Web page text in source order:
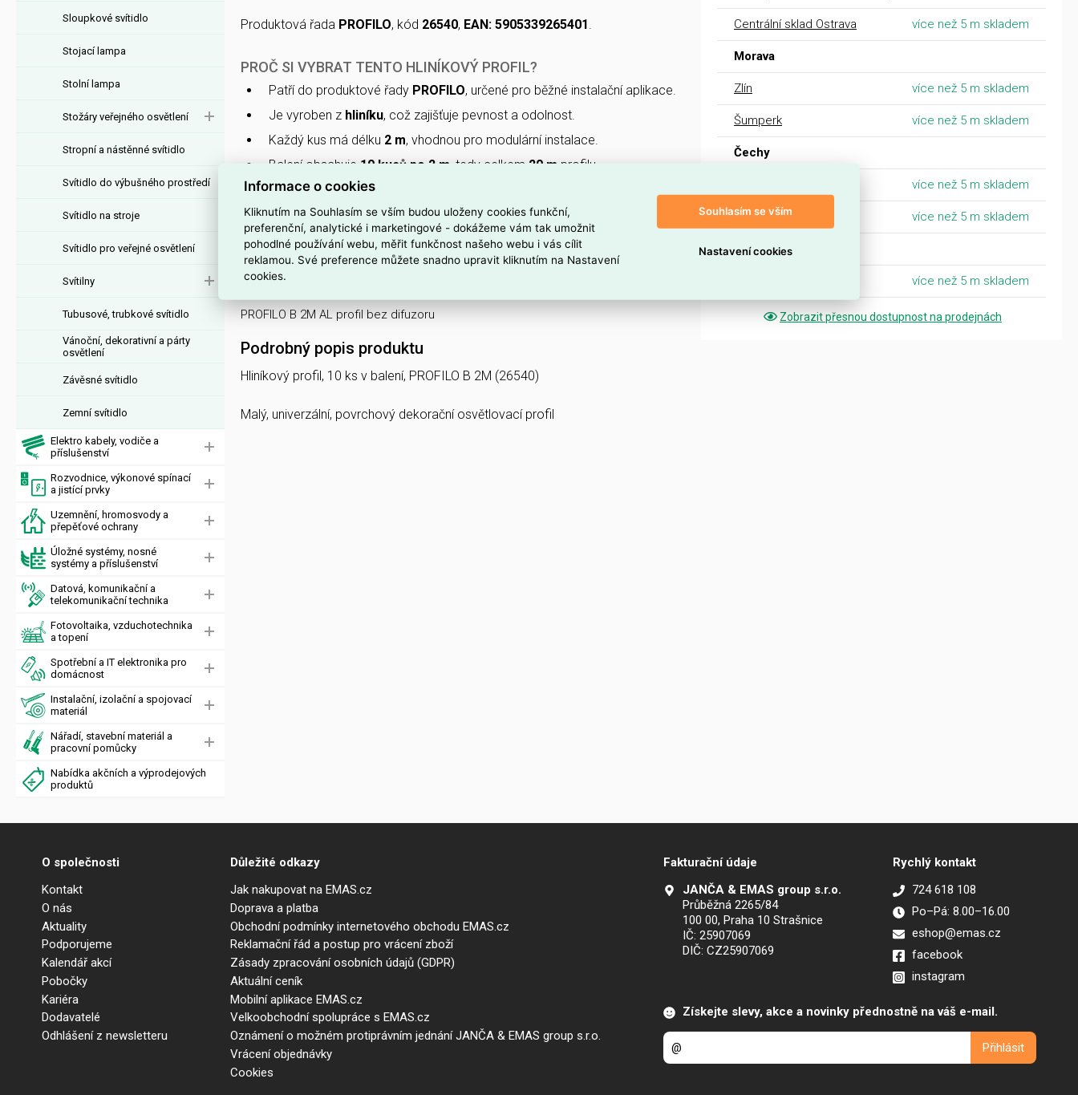
Sloupkové svítidlo
Stojací lampa
Stolní lampa
Stožáry veřejného osvětlení
Stropní a nástěnné svítidlo
Svítidlo do výbušného prostředí
Svítidlo na stroje
Svítidlo pro veřejné osvětlení
Svítilny
Tubusové, trubkové svítidlo
Vánoční, dekorativní a párty
osvětlení
Závěsné svítidlo
Zemní svítidlo
Elektro kabely, vodiče a
příslušenství
Rozvodnice, výkonové spínací
a jistící prvky
Uzemnění, hromosvody a
přepěťové ochrany
Úložné systémy, nosné
systémy a příslušenství
Datová, komunikační a
telekomunikační technika
Fotovoltaika, vzduchotechnika
a topení
Spotřební a IT elektronika pro
domácnost
Instalační, izolační a spojovací
materiál
Nářadí, stavební materiál a
pracovní pomůcky
Nabídka akčních a výprodejových
produktů
Produktová řada PROFILO, kód 26540, EAN: 5905339265401 .
PROČ SI VYBRAT TENTO HLINÍKOVÝ PROFIL?
Patří do produktové řady PROFILO, určené pro běžné instalační aplikace.
Je vyroben z hliníku, což zajišťuje pevnost a odolnost.
Každý kus má délku 2 m, vhodnou pro modulární instalace.
Balení obsahuje 10 kusů po 2 m , tedy celkem 20 m profilu.
Produkt je dodáván
potřeby.
Katalogové číslo produktu je26540pro snadnou identifikaci při
objednávce.
PROFILO B 2M AL profil bez difuzoru
Podrobný popis produktu
Hliníkový profil, 10 ks v balení, PROFILO B 2M (26540)
Malý, univerzální, povrchový dekorační osvětlovací profil
Centrální sklad Ostrava více než 5 m skladem
Morava
Zlín více než 5 m skladem
Šumperk více než 5 m skladem
Čechy
více než 5 m skladem
Teplice více než 5 m skladem
Praha
více než 5 m skladem
Zobrazit přesnou dostupnost na prodejnách
O společnosti
Kontakt
O nás
Aktuality
Podporujeme
Kalendář akcí
Pobočky
Kariéra
Dodavatelé
Odhlášení z newsletteru
Důležité odkazy
Jak nakupovat na EMAS.cz
Doprava a platba
Obchodní podmínky internetového obchodu EMAS.cz
Reklamační řád a postup pro vrácení zboží
Zásady zpracování osobních údajů (GDPR)
Aktuální ceník
Mobilní aplikace EMAS.cz
Velkoobchodní spolupráce s EMAS.cz
Oznámení o možném protiprávním jednání JANČA & EMAS group s.r.o.
Vrácení objednávky
Cookies
Fakturační údaje
JANČA & EMAS group s.r.o.
Průběžná 2265/84
100 00, Praha 10 Strašnice
IČ: 25907069
DIČ: CZ25907069
Rychlý kontakt
724 618 108
Po–Pá: 8.00–16.00
eshop@emas.cz
facebook
instagram
Získejte slevy, akce a novinky přednostně na váš e-mail.
Informace o cookies
Kliknutím na Souhlasím se vším budou uloženy cookies funkční,
preferenční, analytické i marketingové - dokážeme vám tak umožnit
pohodlné používání webu, měřit funkčnost našeho webu i vás cílit
reklamou. Své preference můžete snadno upravit kliknutím na Nastavení
cookies.
Souhlasím se vším
Nastavení cookies